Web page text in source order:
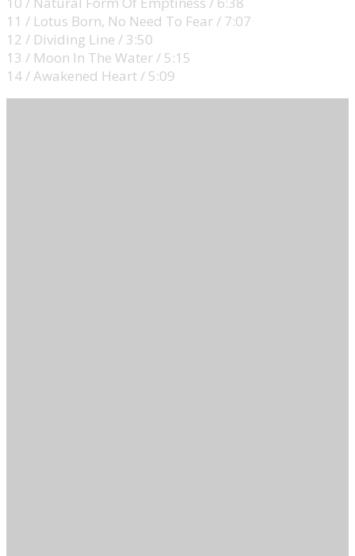
11 / Lotus Born, No Need To Fear / 7:07
12 / Dividing Line / 3:50
13 / Moon In The Water / 5:15
14 / Awakened Heart / 5:09